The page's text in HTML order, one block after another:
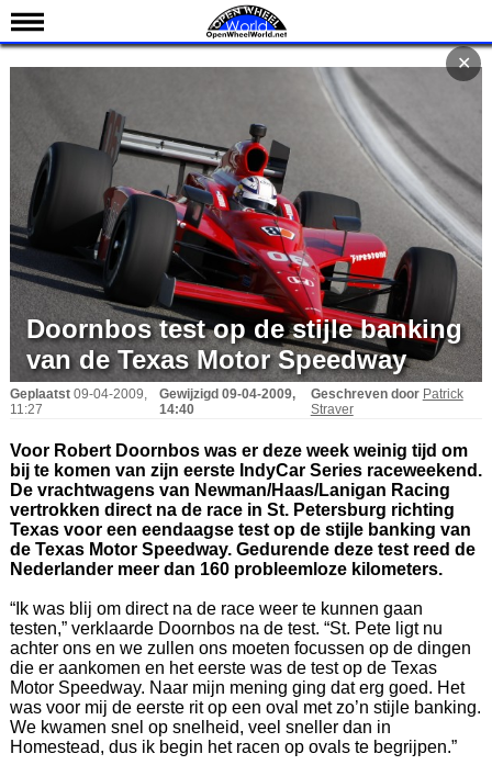
Nieuws
Standen
Coureurs
Teams
IndyCar 101
Indy 500
English
Doornbos test op de stijle banking
van de Texas Motor Speedway
Geplaatst 09-04-2009,
11:27
Gewijzigd 09-04-2009,
14:40
Geschreven door Patrick
Straver
Voor Robert Doornbos was er deze week weinig tijd om
bij te komen van zijn eerste IndyCar Series raceweekend.
De vrachtwagens van Newman/Haas/Lanigan Racing
vertrokken direct na de race in St. Petersburg richting
Texas voor een eendaagse test op de stijle banking van
de Texas Motor Speedway. Gedurende deze test reed de
Nederlander meer dan 160 probleemloze kilometers.
“Ik was blij om direct na de race weer te kunnen gaan
testen,” verklaarde Doornbos na de test. “St. Pete ligt nu
achter ons en we zullen ons moeten focussen op de dingen
die er aankomen en het eerste was de test op de Texas
Motor Speedway. Naar mijn mening ging dat erg goed. Het
was voor mij de eerste rit op een oval met zo’n stijle banking.
We kwamen snel op snelheid, veel sneller dan in
Homestead, dus ik begin het racen op ovals te begrijpen.”
✕